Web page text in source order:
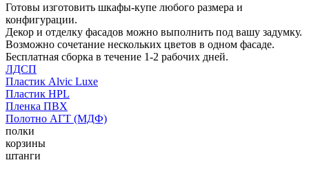
Готовы изготовить шкафы-купе любого размера и
конфигурации.
Декор и отделку фасадов можно выполнить под вашу задумку.
Возможно сочетание нескольких цветов в одном фасаде.
Бесплатная сборка в течение 1-2 рабочих дней.
ЛДСП
Пластик Alvic Luxe
Пластик HPL
Пленка ПВХ
Полотно АГТ (МДФ)
полки
корзины
штанги